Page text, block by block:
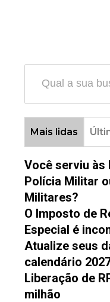
Mais lidas
Você serviu às
Polícia Militar
Militares?
O Imposto de
Especial é
Atualize seus
calendário
Liberação de
milhão